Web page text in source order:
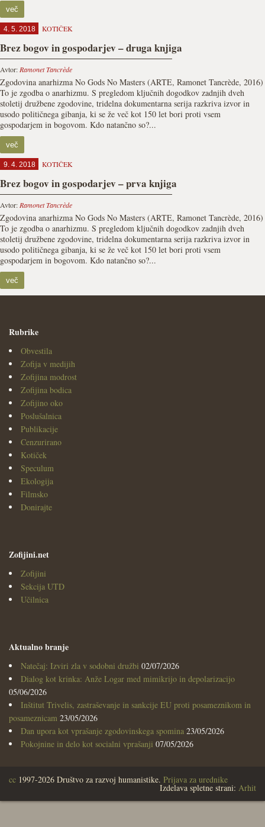
več
4. 5. 2018 KOTIČEK
Brez bogov in gospodarjev – druga knjiga
Avtor: Ramonet Tancrède
Zgodovina anarhizma No Gods No Masters (ARTE, Ramonet Tancrède, 2016)
To je zgodba o anarhizmu. S pregledom ključnih dogodkov zadnjih dveh
stoletij družbene zgodovine, tridelna dokumentarna serija razkriva izvor in
usodo političnega gibanja, ki se že več kot 150 let bori proti vsem
gospodarjem in bogovom. Kdo natančno so?...
več
9. 4. 2018 KOTIČEK
Brez bogov in gospodarjev – prva knjiga
Avtor: Ramonet Tancrède
Zgodovina anarhizma No Gods No Masters (ARTE, Ramonet Tancrède, 2016)
To je zgodba o anarhizmu. S pregledom ključnih dogodkov zadnjih dveh
stoletij družbene zgodovine, tridelna dokumentarna serija razkriva izvor in
usodo političnega gibanja, ki se že več kot 150 let bori proti vsem
gospodarjem in bogovom. Kdo natančno so?...
več
Rubrike
Obvestila
Zofija v medijih
Zofijina modrost
Zofijina bodica
Zofijino oko
Poslušalnica
Publikacije
Cenzurirano
Kotiček
Speculum
Ekologija
Filmsko
Donirajte
Zofijini.net
Zofijini
Sekcija UTD
Učilnica
Aktualno branje
Natečaj: Izviri zla v sodobni družbi 02/07/2026
Dialog kot krinka: Anže Logar med mimikrijo in depolarizacijo
05/06/2026
Inštitut Trivelis, zastraševanje in sankcije EU proti posameznikom in
posameznicam 23/05/2026
Dan upora kot vprašanje zgodovinskega spomina 23/05/2026
Pokojnine in delo kot socialni vprašanji 07/05/2026
cc 1997-2026 Društvo za razvoj humanistike. Prijava za urednike
Izdelava spletne strani: Arhit